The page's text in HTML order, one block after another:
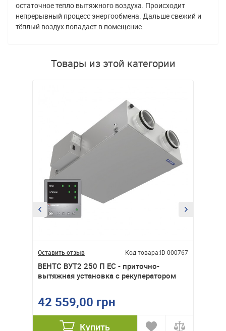
остаточное тепло вытяжного воздуха. Происходит
непрерывный процесс энергообмена. Дальше свежий и
тёплый воздух попадает в помещение.
Товары из этой категории
Оставить отзыв Код товара:ID 000767
ВЕНТС ВУТ2 250 П ЕС - приточно-
вытяжная установка с рекуператором
42 559,00 грн
Купить